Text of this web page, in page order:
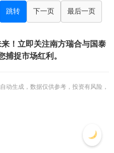
跳转 下一页 最后一页
！立即关注南方瑞合与国泰
捉市场红利。
动生成，数据仅供参考，投资有风险，